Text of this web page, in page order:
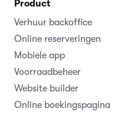
Product
Verhuur backoffice
Online reserveringen
Mobiele app
Voorraadbeheer
Website builder
Online boekingspagina